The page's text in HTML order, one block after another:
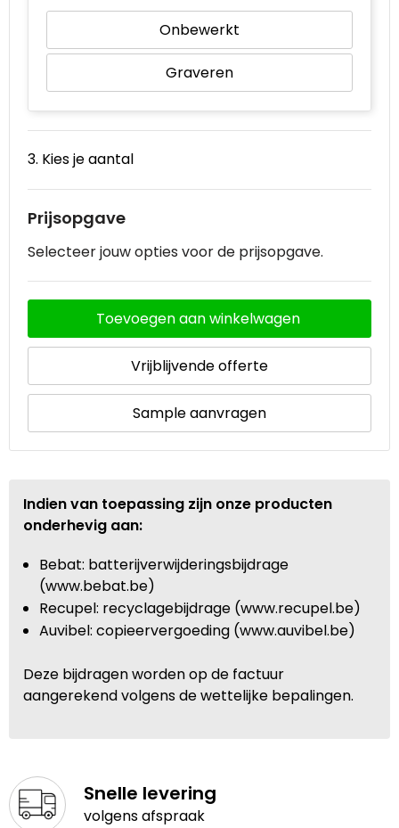
Onbewerkt
Graveren
3. Kies je aantal
Prijsopgave
Selecteer jouw opties voor de prijsopgave.
Toevoegen aan winkelwagen
Vrijblijvende offerte
Sample aanvragen
Indien van toepassing zijn onze producten
onderhevig aan:
Bebat: batterijverwijderingsbijdrage
(www.bebat.be)
Recupel: recyclagebijdrage (www.recupel.be)
Auvibel: copieervergoeding (www.auvibel.be)
Deze bijdragen worden op de factuur
aangerekend volgens de wettelijke bepalingen.
Snelle levering
volgens afspraak